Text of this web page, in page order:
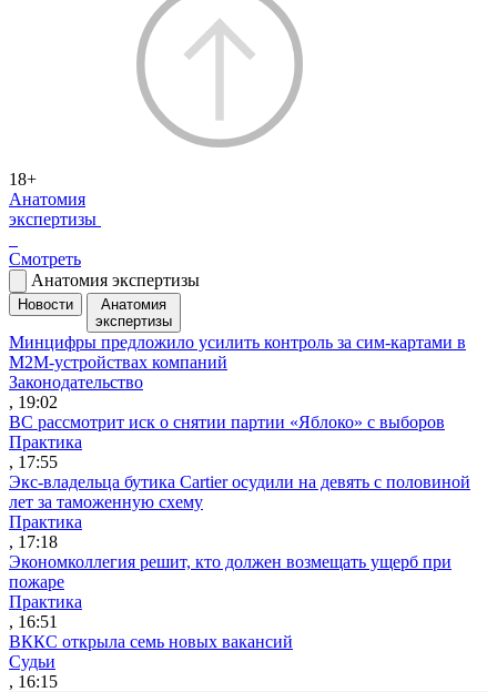
18+
Анатомия
экспертизы
Смотреть
Анатомия экспертизы
Новости
Анатомия
экспертизы
Минцифры предложило усилить контроль за сим-картами в
M2M-устройствах компаний
Законодательство
, 19:02
ВС рассмотрит иск о снятии партии «Яблоко» с выборов
Практика
, 17:55
Экс-владельца бутика Cartier осудили на девять с половиной
лет за таможенную схему
Практика
, 17:18
Экономколлегия решит, кто должен возмещать ущерб при
пожаре
Практика
, 16:51
ВККС открыла семь новых вакансий
Судьи
, 16:15